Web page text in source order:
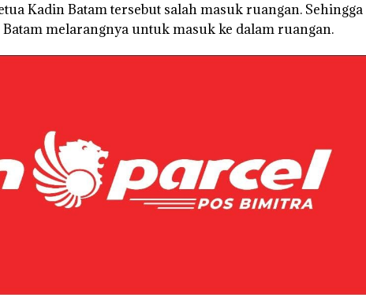
Kadin Batam tersebut salah masuk ruangan. Sehingga
melarangnya untuk masuk ke dalam ruangan.